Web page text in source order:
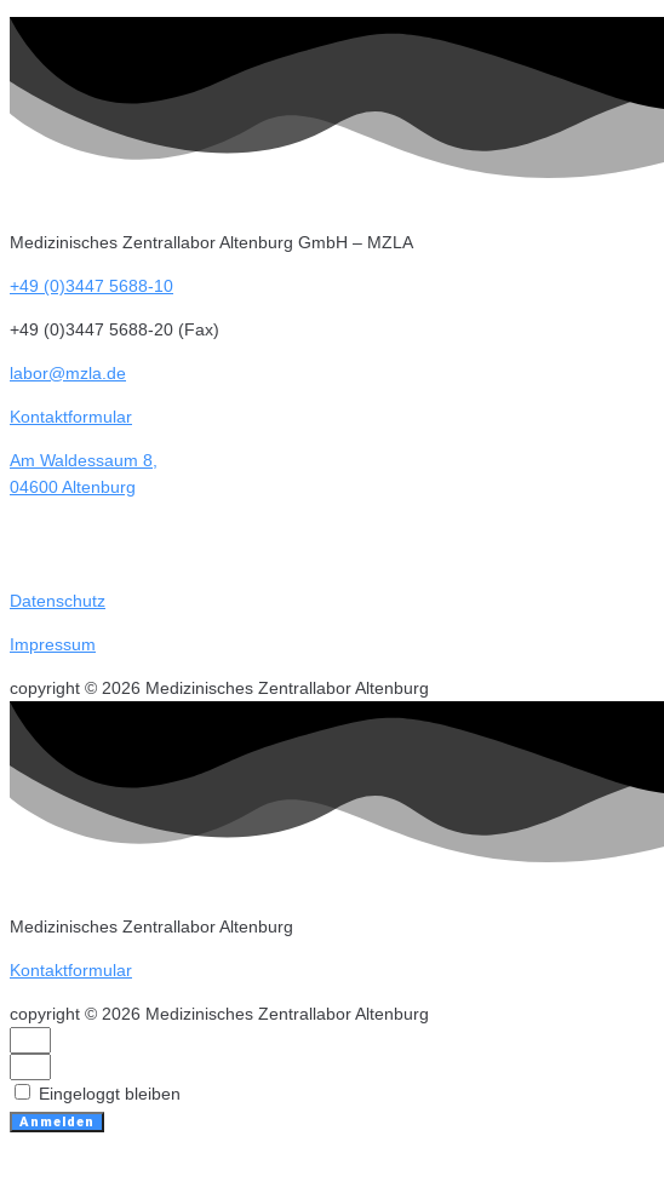
Medizinisches Zentrallabor Altenburg GmbH – MZLA
+49 (0)3447 5688-10
+49 (0)3447 5688-20 (Fax)
labor@mzla.de
Kontaktformular
Am Waldessaum 8,
04600 Altenburg
Datenschutz
Impressum
copyright © 2026 Medizinisches Zentrallabor Altenburg
Medizinisches Zentrallabor Altenburg
Kontaktformular
copyright © 2026 Medizinisches Zentrallabor Altenburg
Eingeloggt bleiben
Anmelden